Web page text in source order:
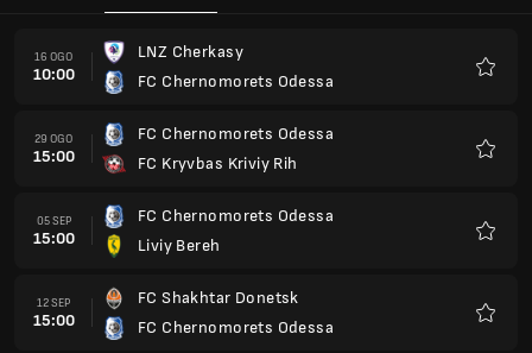
16 OGO
10:00
LNZ Cherkasy
FC Chernomorets Odessa
29 OGO
15:00
FC Chernomorets Odessa
FC Kryvbas Kriviy Rih
05 SEP
15:00
FC Chernomorets Odessa
Liviy Bereh
12 SEP
15:00
FC Shakhtar Donetsk
FC Chernomorets Odessa